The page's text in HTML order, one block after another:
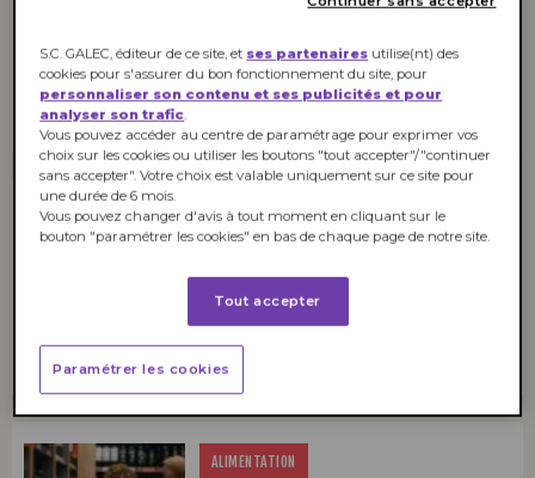
Consommation responsable :
le « oui, mais … » des jeunes
POUVOIR D'ACHAT
contraints dans leur pouvoir
d’achat
ALIMENTATION
S.C. GALEC, éditeur de ce site, et ses partenaires utilise(nt) des
cookies pour s'assurer du bon fonctionnement du site, pour
personnaliser son contenu et ses publicités et pour
analyser son trafic.
Vous pouvez accéder au centre de paramétrage pour exprimer vos
choix sur les cookies ou utiliser les boutons "tout accepter"/"continuer
sans accepter". Votre choix est valable uniquement sur ce site pour
une durée de 6 mois.
Vous pouvez changer d'avis à tout moment en cliquant sur le
bouton "paramétrer les cookies" en bas de chaque page de notre site.
Tout accepter
Paramétrer les cookies